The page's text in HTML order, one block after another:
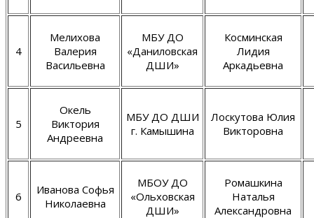
4
Мелихова
Валерия
Васильевна
МБУ ДО
«Даниловская
ДШИ»
Косминская
Лидия
Аркадьевна
5
Окель
Виктория
Андреевна
МБУ ДО ДШИ
г. Камышина
Лоскутова Юлия
Викторовна
6
Иванова Софья
Николаевна
МБОУ ДО
«Ольховская
ДШИ»
Ромашкина
Наталья
Александровна